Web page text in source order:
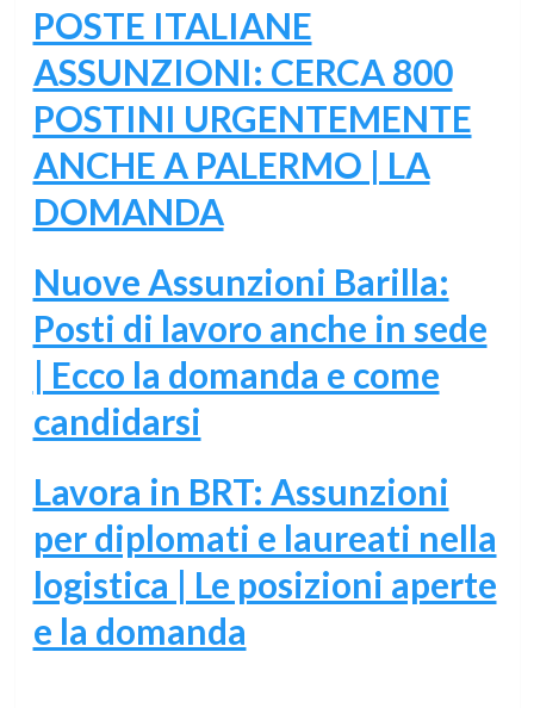
POSTE ITALIANE
ASSUNZIONI: CERCA 800
POSTINI URGENTEMENTE
ANCHE A PALERMO | LA
DOMANDA
Nuove Assunzioni Barilla:
Posti di lavoro anche in sede
| Ecco la domanda e come
candidarsi
Lavora in BRT: Assunzioni
per diplomati e laureati nella
logistica | Le posizioni aperte
e la domanda